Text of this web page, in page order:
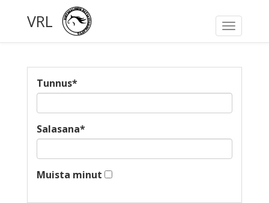
Toggle
VRL
Tunnus*
Salasana*
Muista minut